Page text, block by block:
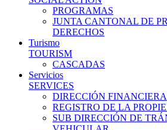
PROGRAMAS
JUNTA CANTONAL DE
DERECHOS
Turismo
TOURISM
CASCADAS
Servicios
SERVICES
DIRECCIÓN FINANCIERA
REGISTRO DE LA
SUB DIRECCIÓN DE